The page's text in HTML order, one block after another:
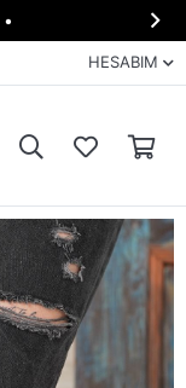
• 
HESABIM